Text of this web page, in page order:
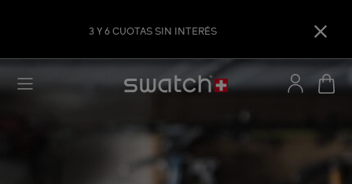
3 Y 6 CUOTAS SIN INTERÉS